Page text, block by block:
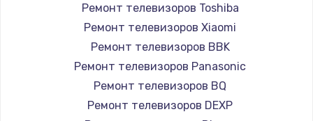
Замена Bluetooth/Wi-Fi модуля
Заказать
Замена картридера
Ремонт телевизоров Toshiba
Ремонт телевизоров Xiaomi
Ремонт телевизоров BBK
Ремонт телевизоров Panasonic
Ремонт телевизоров BQ
Ремонт телевизоров DEXP